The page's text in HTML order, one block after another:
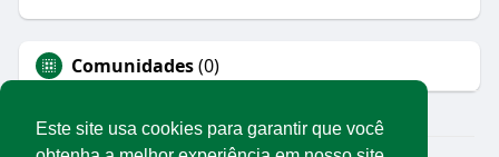
Este site usa cookies para garantir que você
Comunidades(0)